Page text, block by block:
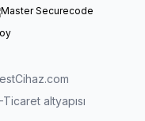
altyapısı